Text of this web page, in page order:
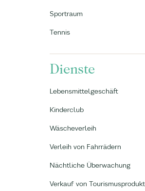
Sportraum
Tennis
Dienste
Lebensmittelgeschäft
Kinderclub
Wäscheverleih
Verleih von Fahrrädern
Nächtliche Überwachung
Verkauf von